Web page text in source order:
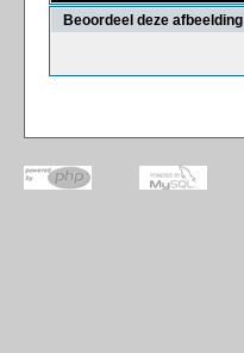
Beoordeel deze afbeelding